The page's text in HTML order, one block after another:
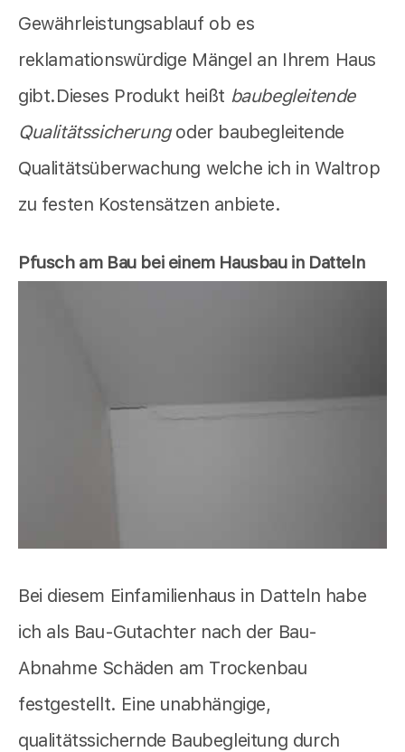
Gewährleistungsablauf ob es
reklamationswürdige Mängel an Ihrem Haus
gibt.Dieses Produkt heißt baubegleitende
Qualitätssicherung oder baubegleitende
Qualitätsüberwachung welche ich in Waltrop
zu festen Kostensätzen anbiete.
Pfusch am Bau bei einem Hausbau in Datteln
Bei diesem Einfamilienhaus in Datteln habe
ich als Bau-Gutachter nach der Bau-
Abnahme Schäden am Trockenbau
festgestellt. Eine unabhängige,
qualitätssichernde Baubegleitung durch